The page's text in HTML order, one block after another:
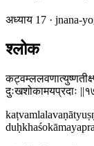
अध्याय 17 · jnana-
श्लोक
दुःखशोकामयप्रदाः